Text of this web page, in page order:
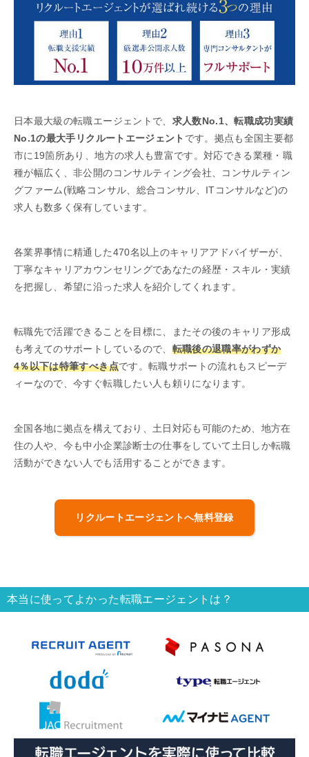
日本最大級の転職エージェントで、 求人数No.1、転職成功実績
No.1の最大手リクルートエージェント です。拠点も全国主要都
市に19箇所あり、地方の求人も豊富です。対応できる業種・職
種が幅広く、非公開のコンサルティング会社、コンサルティン
グファーム(戦略コンサル、総合コンサル、ITコンサルなど)の
求人も数多く保有しています。
各業界事情に精通した470名以上のキャリアアドバイザーが、
丁寧なキャリアカウンセリングであなたの経歴・スキル・実績
を把握し、希望に沿った求人を紹介してくれます。
転職先で活躍できることを目標に、またその後のキャリア形成
も考えてのサポートしているので、 転職後の退職率がわずか
4％以下は特筆すべき点です。転職サポートの流れもスピーデ
ィーなので、今すぐ転職したい人も頼りになります。
全国各地に拠点を構えており、土日対応も可能のため、地方在
住の人や、今も中小企業診断士の仕事をしていて土日しか転職
活動ができない人でも活用することができます。
リクルートエージェントへ無料登録
本当に使ってよかった転職エージェントは？